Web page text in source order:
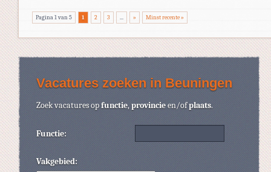
Pagina 1 van 5 1 2 3 ... » Minst recente »
Vacatures zoeken in Beuningen
Zoek vacatures opfunctie,provincieen/ofplaats.
Functie:
Vakgebied: